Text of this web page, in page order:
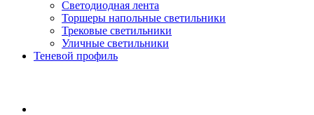
Светодиодная лента
Торшеры напольные светильники
Трековые светильники
Уличные светильники
Теневой профиль